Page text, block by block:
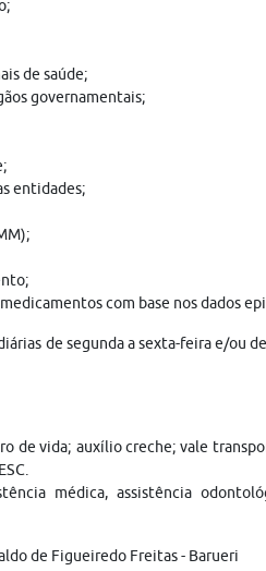
de saúde;
governamentais;
entidades;
com base nos dados
de segunda a sexta-feira e/ou
de vida; auxílio creche; vale
médica, assistência
de Figueiredo Freitas - Barueri